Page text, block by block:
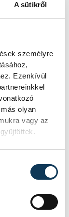
A sütikről
személyre
Ezenkívül
olyan
vagy az
át
az
van,
az
hogy